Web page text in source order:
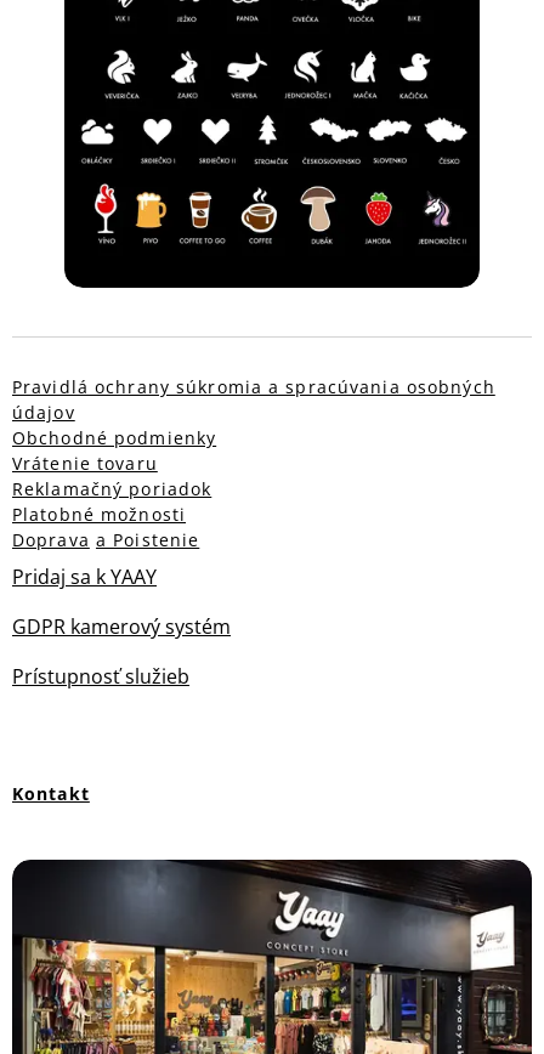
Pravidlá ochrany súkromia a spracúvania osobných
údajov
Obchodné podmienky
Vrátenie tovaru
Reklamačný poriadok
Platobné možnosti
Doprava a Poistenie
Pridaj sa k YAAY
GDPR kamerový systém
Prístupnosť služieb
Kontakt